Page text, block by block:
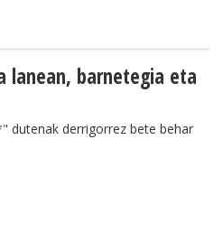
lanean, barnetegia eta
dutenak derrigorrez bete behar